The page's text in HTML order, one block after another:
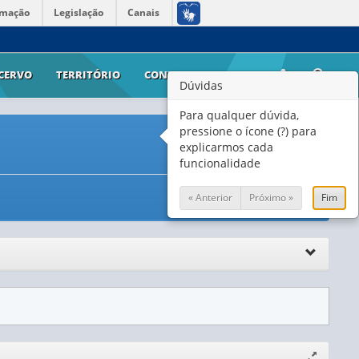
Legislação Canais
TERRITÓRIO CONTATO AJUDA
Dúvidas
Para qualquer dúvida,
pressione o ícone (?) para
explicarmos cada
funcionalidade
« Anterior Próximo » Fim